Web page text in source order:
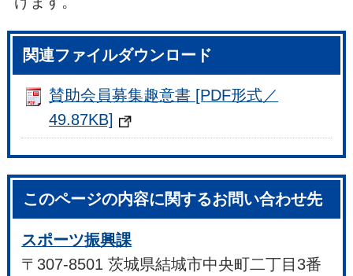
関連ファイルダウンロード
賛助会員募集趣意書 [PDF形式／
49.87KB]
このページの内容に関するお問い合わせ先
スポーツ振興課
〒307-8501 茨城県結城市中央町二丁目3番